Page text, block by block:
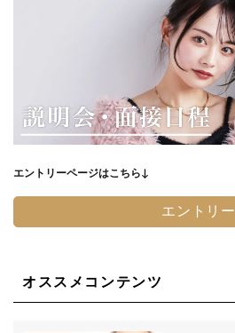
エントリーページはこちら↓
エントリー
オススメコンテンツ